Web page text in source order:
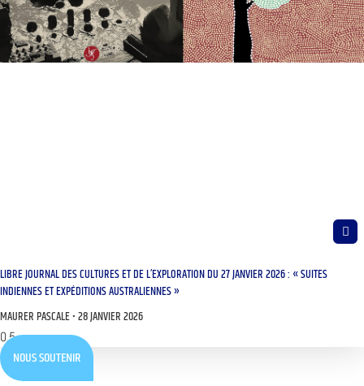
LIBRE JOURNAL DES CULTURES ET DE L’EXPLORATION DU 27 JANVIER 2026 : « SUITES
INDIENNES ET EXPÉDITIONS AUSTRALIENNES »
MAURER PASCALE 28 JANVIER 2026
NOUS SOUTENIR